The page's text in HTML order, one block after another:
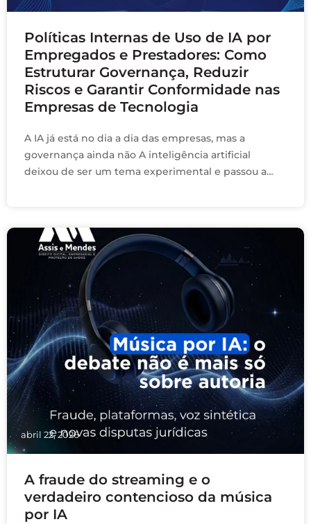
Políticas Internas de Uso de IA por
Empregados e Prestadores: Como
Estruturar Governança, Reduzir
Riscos e Garantir Conformidade nas
Empresas de Tecnologia
A IA já está no dia a dia das empresas, mas a
governança ainda não A inteligência artificial
deixou de ser um tema experimental e passou a
abril 22, 2026
A fraude do streaming e o
verdadeiro contencioso da música
por IA